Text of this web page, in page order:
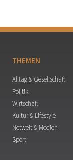
THEMEN
Alltag & Gesellschaft
Politik
Wirtschaft
Kultur & Lifestyle
Netwelt & Medien
Sport